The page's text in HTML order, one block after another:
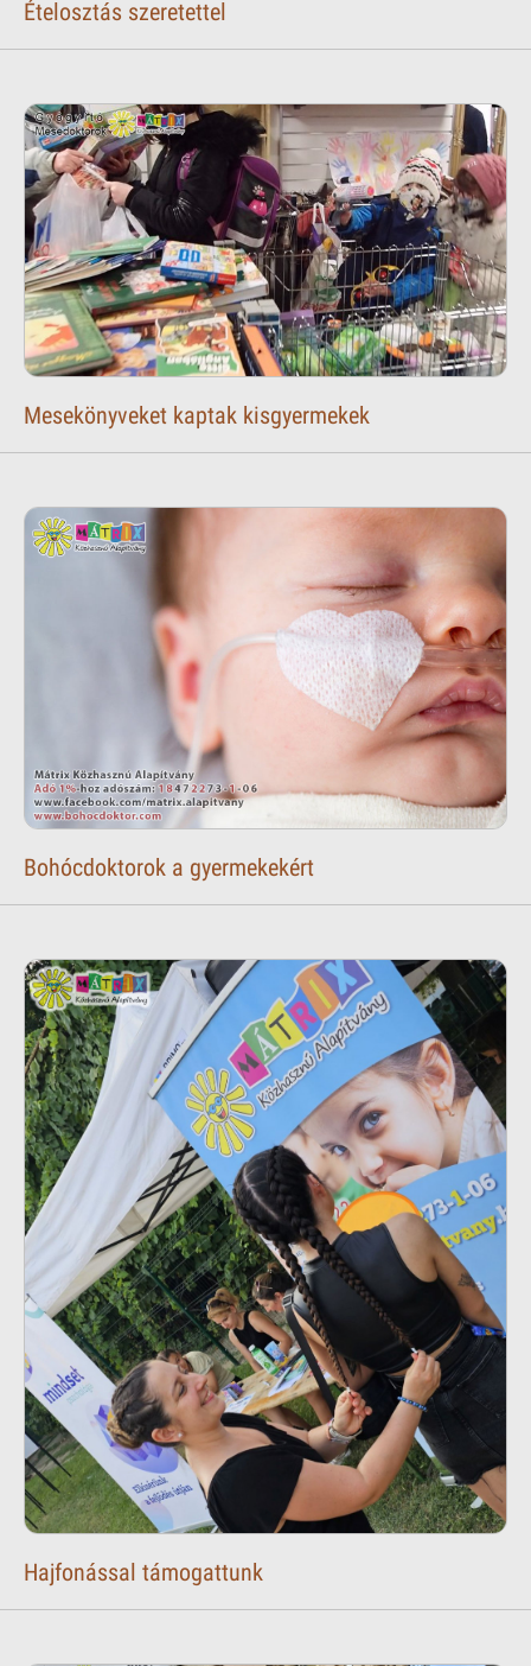
Ételosztás szeretettel
Mesekönyveket kaptak kisgyermekek
Bohócdoktorok a gyermekekért
Hajfonással támogattunk